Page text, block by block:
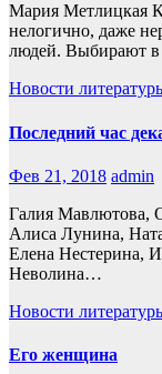
Мария Метлицкая
нелогично, даже
людей. Выбирают в
Новости
Последний час
Фев 21, 2018 admin
Галия Мавлютова,
Алиса Лунина,
Елена Нестерина,
Неволина…
Новости
Его женщина